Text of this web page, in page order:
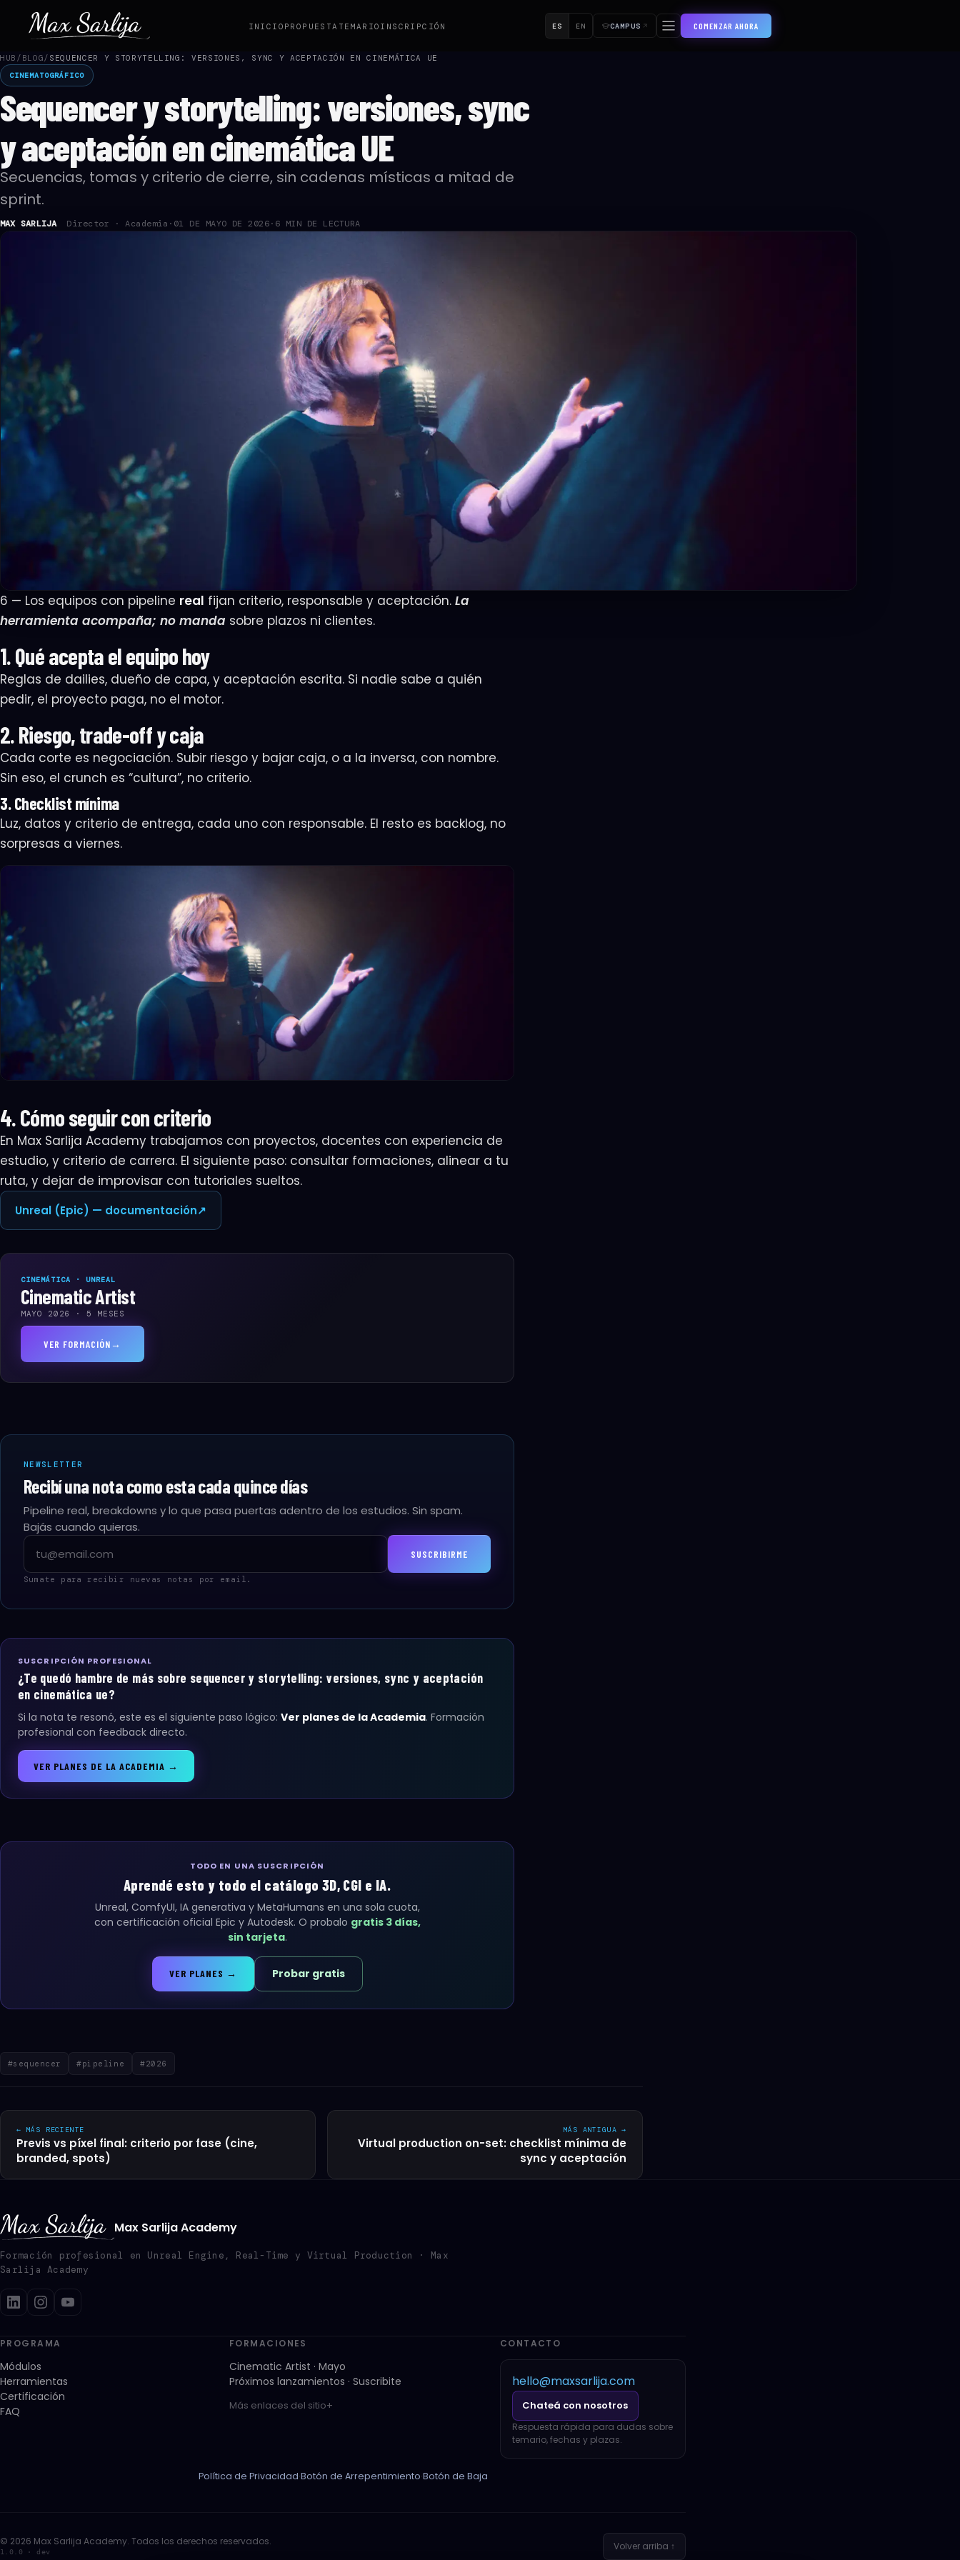
INICIO PROPUESTA TEMARIO INSCRIPCIÓN ES EN CAMPUS COMENZAR AHORA
HUB / BLOG/ SEQUENCER Y STORYTELLING: VERSIONES, SYNC Y ACEPTACIÓN EN CINEMÁTICA UE
CINEMATOGRÁFICO
Sequencer y storytelling: versiones, sync
y aceptación en cinemática UE
Secuencias, tomas y criterio de cierre, sin cadenas místicas a mitad de
sprint.
MAX SARLIJA Director · Academia · 01 DE MAYO DE 2026· 6 MIN DE LECTURA
6 — Los equipos con pipeline real fijan criterio, responsable y aceptación. La
herramienta acompaña; no manda sobre plazos ni clientes.
1. Qué acepta el equipo hoy
Reglas de dailies, dueño de capa, y aceptación escrita. Si nadie sabe a quién
pedir, el proyecto paga, no el motor.
2. Riesgo, trade-off y caja
Cada corte es negociación. Subir riesgo y bajar caja, o a la inversa, con nombre.
Sin eso, el crunch es “cultura”, no criterio.
3. Checklist mínima
Luz, datos y criterio de entrega, cada uno con responsable. El resto es backlog, no
sorpresas a viernes.
4. Cómo seguir con criterio
En Max Sarlija Academy trabajamos con proyectos, docentes con experiencia de
estudio, y criterio de carrera. El siguiente paso: consultar formaciones, alinear a tu
ruta, y dejar de improvisar con tutoriales sueltos.
Unreal (Epic) — documentación↗
CINEMÁTICA · UNREAL
Cinematic Artist
MAYO 2026 · 5 MESES
VER FORMACIÓN →
NEWSLETTER
Recibí una nota como esta cada quince días
Pipeline real, breakdowns y lo que pasa puertas adentro de los estudios. Sin spam.
Bajás cuando quieras.
Email
SUSCRIBIRME
Sumate para recibir nuevas notas por email.
SUSCRIPCIÓN PROFESIONAL
¿Te quedó hambre de más sobre sequencer y storytelling: versiones, sync y aceptación
en cinemática ue?
Si la nota te resonó, este es el siguiente paso lógico: Ver planes de la Academia. Formación
profesional con feedback directo.
VER PLANES DE LA ACADEMIA →
TODO EN UNA SUSCRIPCIÓN
Aprendé esto y todo el catálogo 3D, CGI e IA.
Unreal, ComfyUI, IA generativa y MetaHumans en una sola cuota,
con certificación oficial Epic y Autodesk. O probalo gratis 3 días,
sin tarjeta.
VER PLANES → Probar gratis
#sequencer #pipeline #2026
← MÁS RECIENTE
Previs vs píxel final: criterio por fase (cine,
branded, spots)
MÁS ANTIGUA →
Virtual production on-set: checklist mínima de
sync y aceptación
Max Sarlija Academy
Formación profesional en Unreal Engine, Real-Time y Virtual Production · Max
Sarlija Academy
PROGRAMA
Módulos
Herramientas
Certificación
FAQ
FORMACIONES
Cinematic Artist · Mayo
Próximos lanzamientos · Suscribite
Más enlaces del sitio
CONTACTO
hello@maxsarlija.com
Chateá con nosotros
Respuesta rápida para dudas sobre
temario, fechas y plazas.
Política de Privacidad·Botón de Arrepentimiento·Botón de Baja
© 2026 Max Sarlija Academy. Todos los derechos reservados.
1.0.0 · dev Volver arriba ↑